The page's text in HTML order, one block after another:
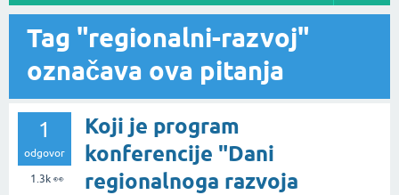
Tag "regionalni-razvoj"
označava ova pitanja
1
odgovor
1.3k👀
Koji je program
konferencije "Dani
regionalnoga razvoja